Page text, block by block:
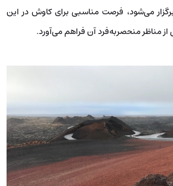
می‌شود، فرصت مناسبی برای کاوش در این
مناظر منحصربه‌فرد آن فراهم می‌آورد.